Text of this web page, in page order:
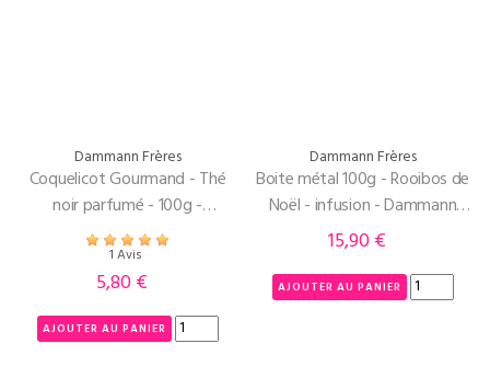
Dammann Frères
Coquelicot Gourmand - Thé
noir parfumé - 100g -
Dammann Frères
1 Avis
Prix
5,80 €
AJOUTER AU PANIER
Dammann Frères
Boite métal 100g - Rooibos de
Noël - infusion - Dammann
Frères
Prix
15,90 €
AJOUTER AU PANIER